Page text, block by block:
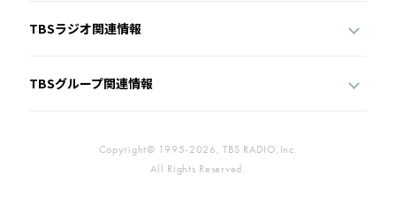
TBSラジオ関連情報
TBSグループ関連情報
Copyright© 1995-2026, TBS RADIO,Inc.
All Rights Reserved.